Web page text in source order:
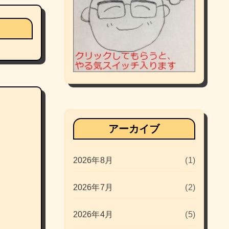
アーカイブ
2026年8月 (1)
2026年7月 (2)
2026年4月 (5)